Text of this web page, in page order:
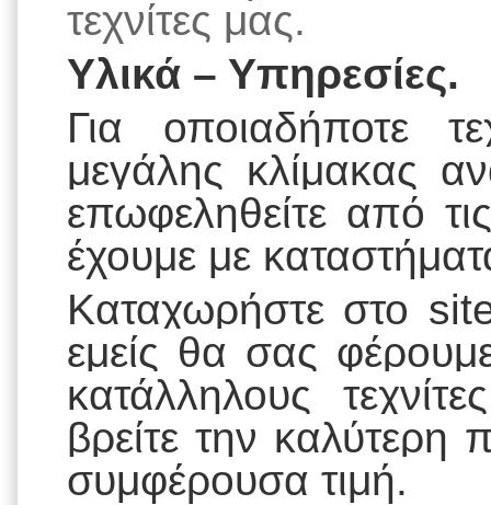
τεχνίτες μας.
Υλικά – Υπηρεσίες.
Για οποιαδήποτε
μεγάλης κλίμακας
επωφεληθείτε από
έχουμε με
Καταχωρήστε στο
εμείς θα σας
κατάλληλους
βρείτε την καλύτερη
συμφέρουσα τιμή.